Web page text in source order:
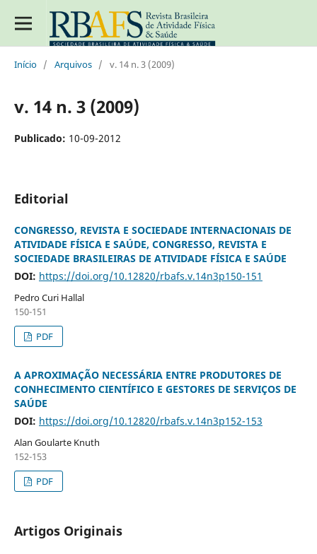
Início / Arquivos / v. 14 n. 3 (2009)
v. 14 n. 3 (2009)
Publicado: 10-09-2012
Editorial
CONGRESSO, REVISTA E SOCIEDADE INTERNACIONAIS DE
ATIVIDADE FÍSICA E SAÚDE, CONGRESSO, REVISTA E
SOCIEDADE BRASILEIRAS DE ATIVIDADE FÍSICA E SAÚDE
DOI: https://doi.org/10.12820/rbafs.v.14n3p150-151
Pedro Curi Hallal
150-151
PDF
A APROXIMAÇÃO NECESSÁRIA ENTRE PRODUTORES DE
CONHECIMENTO CIENTÍFICO E GESTORES DE SERVIÇOS DE
SAÚDE
DOI: https://doi.org/10.12820/rbafs.v.14n3p152-153
Alan Goularte Knuth
152-153
PDF
Artigos Originais